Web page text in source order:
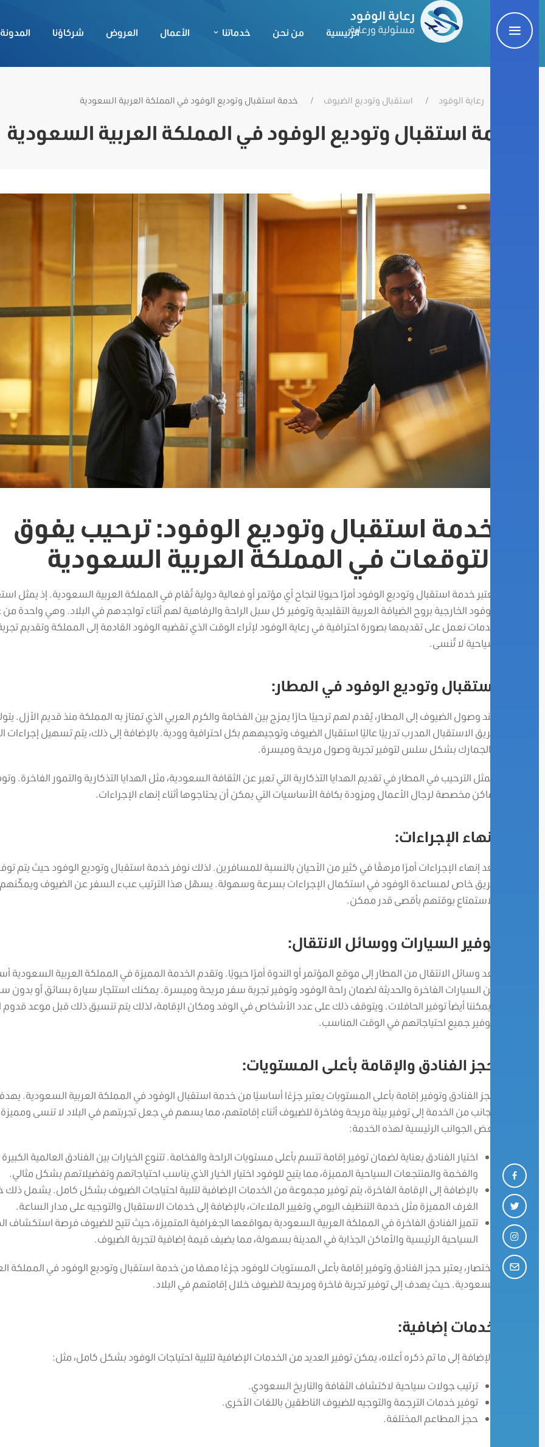
الرئيسية من نحن خدماتنا الأعمال العروض شركاؤنا المدونة
رعاية الوفود استقبال وتوديع الضيوف خدمة استقبال وتوديع الوفود في المملكة العربية السعودية
خدمة استقبال وتوديع الوفود في المملكة العربية السعودية
خدمة استقبال وتوديع الوفود: ترحيب يفوق
التوقعات في المملكة العربية السعودية
تعتبر خدمة استقبال وتوديع الوفود أمرًا حيويًا لنجاح أي مؤتمر أو فعالية دولية تُقام في المملكة العربية السعودية. إذ يمثل
الوفود الخارجية بروح الضيافة العربية التقليدية وتوفير كل سبل الراحة والرفاهية لهم أثناء تواجدهم في البلاد. وهي واحدة
خدمات نعمل على تقديمها بصورة احترافية في رعاية الوفود لإثراء الوقت الذي تقضيه الوفود القادمة إلى المملكة وتقديم
سياحية لا تُنسى.
استقبال وتوديع الوفود في المطار:
عند وصول الضيوف إلى المطار، يُقدم لهم ترحيبًا حارًا يمزج بين الفخامة والكرم العربي الذي تمتاز به المملكة منذ قديم الأزل.
فريق الاستقبال المدرب تدريبًا عاليًا استقبال الضيوف وتوجيههم بكل احترافية وودية. بالإضافة إلى ذلك، يتم تسهيل إجراءات
والجمارك بشكل سلس لتوفير تجربة وصول مريحة وميسرة.
يتمثل الترحيب في المطار في تقديم الهدايا التذكارية التي تعبر عن الثقافة السعودية، مثل الهدايا التذكارية والتمور الفاخرة.
أماكن مخصصة لرجال الأعمال ومزودة بكافة الأساسيات التي يمكن أن يحتاجوها أثناء إنهاء الإجراءات.
إنهاء الإجراءات:
يعد إنهاء الإجراءات أمرًا مرهقًا في كثير من الأحيان بالنسبة للمسافرين. لذلك نوفر خدمة استقبال وتوديع الوفود حيث يتم
فريق خاص لمساعدة الوفود في استكمال الإجراءات بسرعة وسهولة. يسهّل هذا الترتيب عبء السفر عن الضيوف
الاستمتاع بوقتهم بأقصى قدر ممكن.
توفير السيارات ووسائل الانتقال:
تعد وسائل الانتقال من المطار إلى موقع المؤتمر أو الندوة أمرًا حيويًا. وتقدم الخدمة المميزة في المملكة العربية السعودية
من السيارات الفاخرة والحديثة لضمان راحة الوفود وتوفير تجربة سفر مريحة وميسرة. يمكنك استئجار سيارة بسائق أو بدون
ويمكننا أيضاً توفير الحافلات. ويتوقف ذلك على عدد الأشخاص في الوفد ومكان الإقامة، لذلك يتم تنسيق ذلك قبل موعد قدوم
لتوفير جميع احتياجاتهم في الوقت المناسب.
حجز الفنادق والإقامة بأعلى المستويات:
حجز الفنادق وتوفير إقامة بأعلى المستويات يعتبر جزءًا أساسيًا من خدمة استقبال الوفود في المملكة العربية السعودية.
الجانب من الخدمة إلى توفير بيئة مريحة وفاخرة للضيوف أثناء إقامتهم، مما يسهم في جعل تجربتهم في البلاد لا تنسى
بعض الجوانب الرئيسية لهذه الخدمة:
اختيار الفنادق بعناية لضمان توفير إقامة تتسم بأعلى مستويات الراحة والفخامة. تتنوع الخيارات بين الفنادق العالمية الكبيرة
والفخمة والمنتجعات السياحية المميزة، مما يتيح للوفود اختيار الخيار الذي يناسب احتياجاتهم وتفضيلاتهم بشكل مثالي.
بالإضافة إلى الإقامة الفاخرة، يتم توفير مجموعة من الخدمات الإضافية لتلبية احتياجات الضيوف بشكل كامل. يشمل
الغرف المميزة مثل خدمة التنظيف اليومي وتغيير الملاءات، بالإضافة إلى خدمات الاستقبال والتوجيه على مدار الساعة.
تتميز الفنادق الفاخرة في المملكة العربية السعودية بمواقعها الجغرافية المتميزة، حيث تتيح للضيوف فرصة استكشاف
السياحية الرئيسية والأماكن الجذابة في المدينة بسهولة، مما يضيف قيمة إضافية لتجربة الضيوف.
باختصار، يعتبر حجز الفنادق وتوفير إقامة بأعلى المستويات للوفود جزءًا مهمًا من خدمة استقبال وتوديع الوفود في المملكة
السعودية. حيث يهدف إلى توفير تجربة فاخرة ومريحة للضيوف خلال إقامتهم في البلاد.
خدمات إضافية:
بالإضافة إلى ما تم ذكره أعلاه، يمكن توفير العديد من الخدمات الإضافية لتلبية احتياجات الوفود بشكل كامل، مثل:
ترتيب جولات سياحية لاكتشاف الثقافة والتاريخ السعودي.
توفير خدمات الترجمة والتوجيه للضيوف الناطقين باللغات الأخرى.
حجز المطاعم المختلفة.